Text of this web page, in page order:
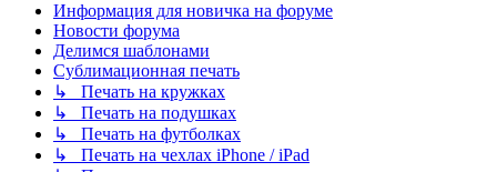
Информация для новичка на форуме
Новости форума
Делимся шаблонами
Сублимационная печать
↳ Печать на кружках
↳ Печать на подушках
↳ Печать на футболках
↳ Печать на чехлах iPhone / iPad